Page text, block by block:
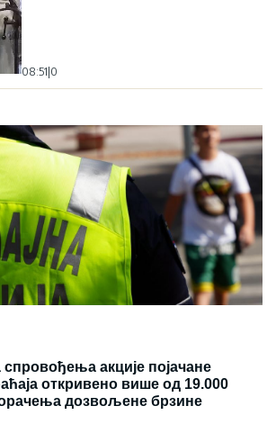
08:51 0
акције појачане
откривено више од 19.000
дозвољене брзине